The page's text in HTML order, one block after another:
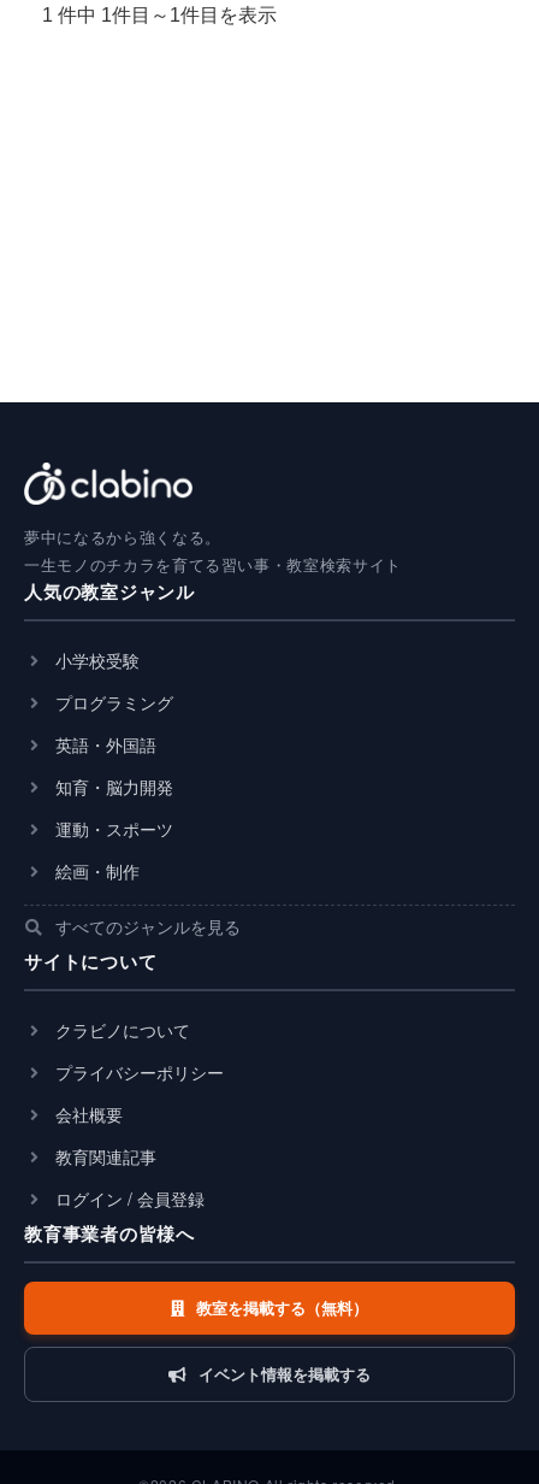
1 件中 1件目～1件目を表示
夢中になるから強くなる。
一生モノのチカラを育てる習い事・教室検索サイト
人気の教室ジャンル
小学校受験
プログラミング
英語・外国語
知育・脳力開発
運動・スポーツ
絵画・制作
すべてのジャンルを見る
サイトについて
クラビノについて
プライバシーポリシー
会社概要
教育関連記事
ログイン / 会員登録
教育事業者の皆様へ
教室を掲載する（無料）
イベント情報を掲載する